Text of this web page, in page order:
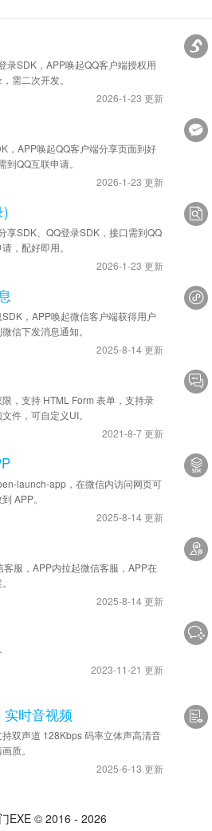
录SDK，APP唤起QQ客户端授权用
需二次开发。
2026-1-23 更新
，APP唤起QQ客户端分享页面到好
QQ互联申请。
2026-1-23 更新
)
享SDK、QQ登录SDK，接口需到QQ
，配好即用。
2026-1-23 更新
，APP唤起微信客户端获得用户
信下发消息通知。
2025-8-14 更新
，支持 HTML Form 表单，支持录
件，可自定义UI。
2021-8-7 更新
launch-app，在微信内访问网页可
APP。
2025-8-14 更新
服，APP内拉起微信客服，APP在
2025-8-14 更新
2023-11-21 更新
实时音视频
双声道 128Kbps 码率立体声高清音
质。
2025-6-13 更新
EXE © 2016 - 2026